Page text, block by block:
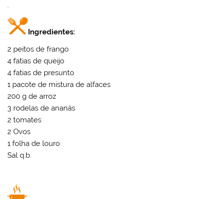
.
Ingredientes:
2 peitos de frango
4 fatias de queijo
4 fatias de presunto
1 pacote de mistura de alfaces
200 g de arroz
3 rodelas de ananás
2 tomates
2 Ovos
1 folha de louro
Sal q.b.